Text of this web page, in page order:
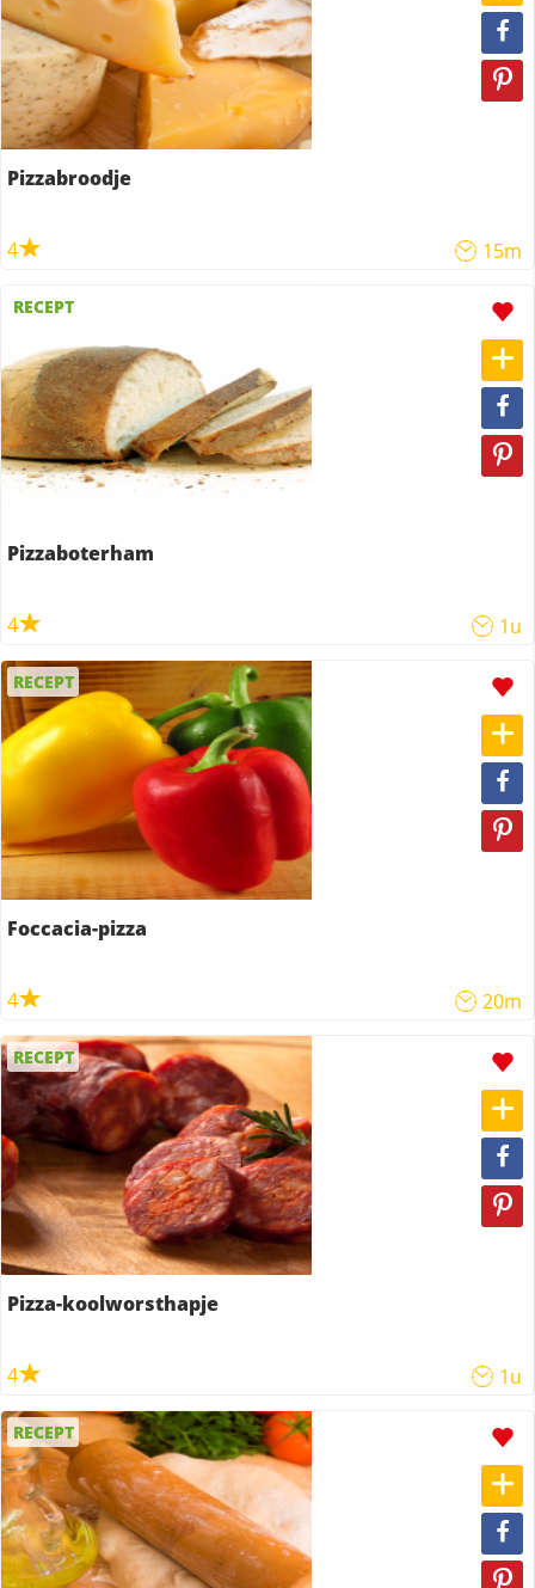
Pizzabroodje
4 15m
RECEPT
Pizzaboterham
4 1u
RECEPT
Foccacia-pizza
4 20m
RECEPT
Pizza-koolworsthapje
4 1u
RECEPT